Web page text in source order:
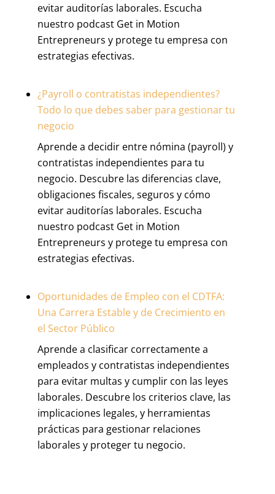
evitar auditorías laborales. Escucha
nuestro podcast Get in Motion
Entrepreneurs y protege tu empresa con
estrategias efectivas.
¿Payroll o contratistas independientes?
Todo lo que debes saber para gestionar tu
negocio
Aprende a decidir entre nómina (payroll) y
contratistas independientes para tu
negocio. Descubre las diferencias clave,
obligaciones fiscales, seguros y cómo
evitar auditorías laborales. Escucha
nuestro podcast Get in Motion
Entrepreneurs y protege tu empresa con
estrategias efectivas.
Oportunidades de Empleo con el CDTFA:
Una Carrera Estable y de Crecimiento en
el Sector Público
Aprende a clasificar correctamente a
empleados y contratistas independientes
para evitar multas y cumplir con las leyes
laborales. Descubre los criterios clave, las
implicaciones legales, y herramientas
prácticas para gestionar relaciones
laborales y proteger tu negocio.